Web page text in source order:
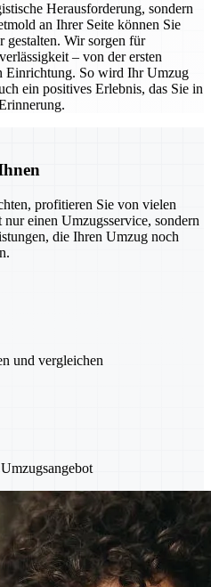
Herausforderung, sondern
an Ihrer Seite können Sie
gestalten. Wir sorgen für
– von der ersten
Einrichtung. So wird Ihr Umzug
ein positives Erlebnis, das Sie in
profitieren Sie von vielen
einen Umzugsservice, sondern
die Ihren Umzug noch
und vergleichen